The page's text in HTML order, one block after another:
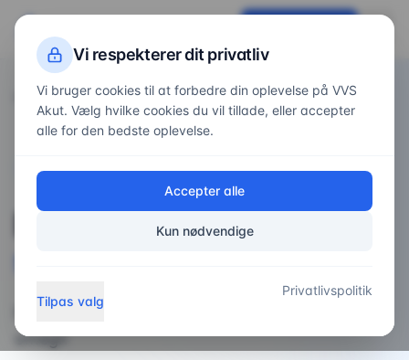
Forside
/
Områder
/Ry
VVS-service iRy
ProfessionelVVS-
Professionel VVS-service til private i Ry og
omegn
Vi respekterer dit privatliv
Vi bruger cookies til at forbedre din oplevelse på VVS
Akut. Vælg hvilke cookies du vil tillade, eller accepter
alle for den bedste oplevelse.
Accepter alle
Kun nødvendige
Tilpas valg
Privatlivspolitik